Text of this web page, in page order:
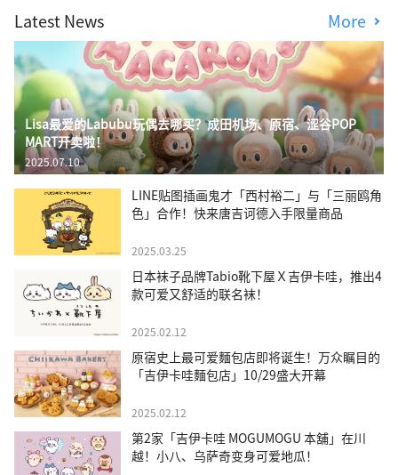
Latest News More
Lisa最爱的Labubu玩偶去哪买？成田机场、原宿、涩谷POP
MART开卖啦！
2025.07.10
LINE贴图插画鬼才「西村裕二」与「三丽鸥角
色」合作！快来唐吉诃德入手限量商品
2025.03.25
日本袜子品牌Tabio靴下屋Ｘ吉伊卡哇，推出4
款可爱又舒适的联名袜！
2025.02.12
原宿史上最可爱麵包店即将诞生！万众瞩目的
「吉伊卡哇麵包店」10/29盛大开幕
2025.02.12
第2家「吉伊卡哇 MOGUMOGU 本舖」在川
越！小八、乌萨奇变身可爱地瓜！